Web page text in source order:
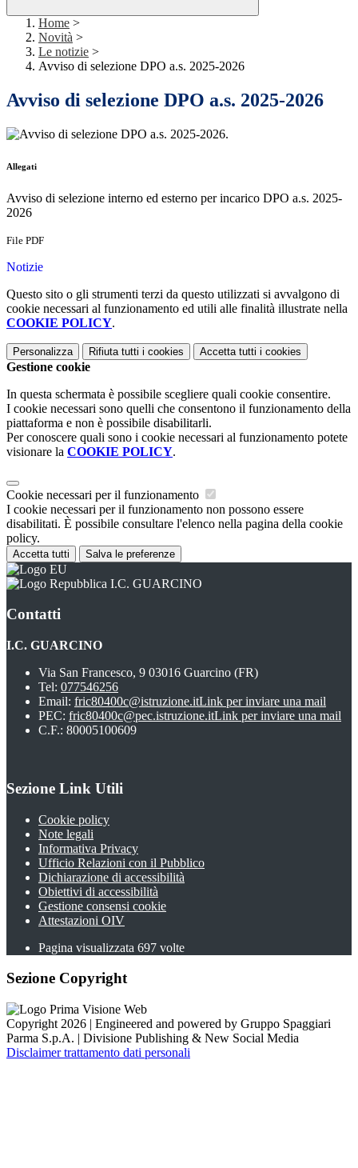
Home >
Novità >
Le notizie >
Avviso di selezione DPO a.s. 2025-2026
Avviso di selezione DPO a.s. 2025-2026
.
Allegati
Avviso di selezione interno ed esterno per incarico DPO a.s. 2025-
2026
File PDF
Notizie
Questo sito o gli strumenti terzi da questo utilizzati si avvalgono di
cookie necessari al funzionamento ed utili alle finalità illustrate nella
COOKIE POLICY.
Personalizza Rifiuta tutti i cookies Accetta tutti i cookies
Gestione cookie
In questa schermata è possibile scegliere quali cookie consentire.
I cookie necessari sono quelli che consentono il funzionamento della
piattaforma e non è possibile disabilitarli.
Per conoscere quali sono i cookie necessari al funzionamento potete
visionare la COOKIE POLICY.
Cookie necessari per il funzionamento
I cookie necessari per il funzionamento non possono essere
disabilitati. È possibile consultare l'elenco nella pagina della cookie
policy.
Accetta tutti Salva le preferenze
I.C. GUARCINO
Contatti
I.C. GUARCINO
Via San Francesco, 9 03016 Guarcino (FR)
Tel: 077546256
Email: fric80400c@istruzione.itLink per inviare una mail
PEC: fric80400c@pec.istruzione.itLink per inviare una mail
C.F.: 80005100609
Sezione Link Utili
Cookie policy
Note legali
Informativa Privacy
Ufficio Relazioni con il Pubblico
Dichiarazione di accessibilità
Obiettivi di accessibilità
Gestione consensi cookie
Attestazioni OIV
Pagina visualizzata 697 volte
Sezione Copyright
Copyright 2026 | Engineered and powered by Gruppo Spaggiari
Parma S.p.A. | Divisione Publishing & New Social Media
Disclaimer trattamento dati personali